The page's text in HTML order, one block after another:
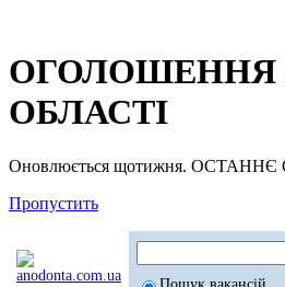
ОГОЛОШЕННЯ
ОБЛАСТІ
Оновлюється щотижня. ОСТАННЄ
Пропустить